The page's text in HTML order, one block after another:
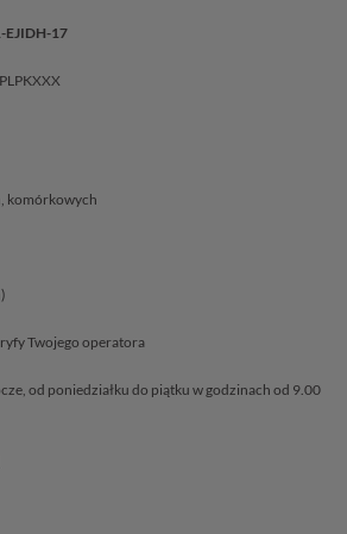
EJIDH-17
komórkowych
Twojego operatora
od poniedziałku do piątku w godzinach od 9.00